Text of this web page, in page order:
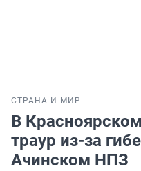
СТРАНА И МИР
В
траур из-за
Ачинском НПЗ